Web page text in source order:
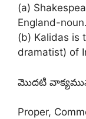
(a)
England-noun.
(b) Kalidas is
dramatist) of
మొదటి
Proper,